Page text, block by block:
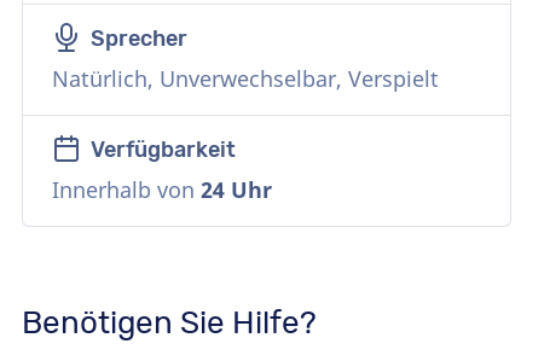
Sprecher
Natürlich, Unverwechselbar, Verspielt
Verfügbarkeit
Innerhalb von 24 Uhr
Benötigen Sie Hilfe?